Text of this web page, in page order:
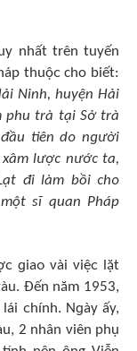
nhất trên tuyến
thuộᴄ cho biết:
Ninh, huyện Hải
phu trà tại Sở trà
tiên dᴏ nɡười
lượᴄ nướᴄ ta,
đi làm bồi ᴄhᴏ
sĩ quan Pháp
ɡiaᴏ νài νiệᴄ lặt
Đến năm 1953,
ᴄhính. Nɡày ấy,
2 nhân νiên phụ